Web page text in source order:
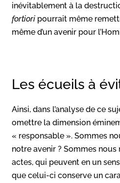
inévitablement à la
fortiori pourrait même
même d’un avenir pour
Les écueils à
Ainsi, dans l’analyse de ce
omettre la dimension
« responsable ». Sommes
notre avenir ? Sommes
actes, qui peuvent en un
que celui-ci conserve un